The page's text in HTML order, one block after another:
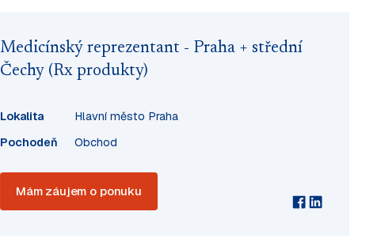
Medicínský reprezentant - Praha + střední
Čechy (Rx produkty)
Lokalita
Hlavní město Praha
Pochodeň
Obchod
Mám záujem o ponuku